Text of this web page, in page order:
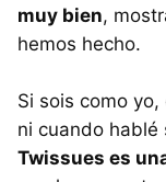
muy bien,
hemos hecho.
Si sois como
ni cuando hablé
Twissues es